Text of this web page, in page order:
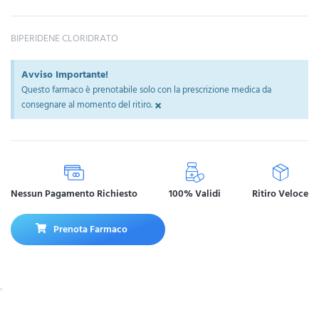
BIPERIDENE CLORIDRATO
Avviso Importante!
Questo farmaco è prenotabile solo con la prescrizione medica da
consegnare al momento del ritiro.×
Nessun Pagamento Richiesto 100% Validi Ritiro Veloce
Prenota Farmaco